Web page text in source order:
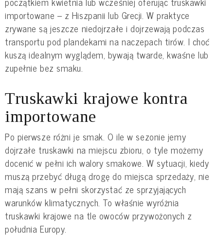
importowane – z Hiszpanii lub Grecji. W praktyce
zrywane są jeszcze niedojrzałe i dojrzewają podczas
transportu pod plandekami na naczepach tirów. I choć
kuszą idealnym wyglądem, bywają twarde, kwaśne lub
zupełnie bez smaku.
Truskawki krajowe kontra
importowane
Po pierwsze różni je smak. O ile w sezonie jemy
dojrzałe truskawki na miejscu zbioru, o tyle możemy
docenić w pełni ich walory smakowe. W sytuacji, kiedy
muszą przebyć długą drogę do miejsca sprzedaży, nie
mają szans w pełni skorzystać ze sprzyjających
warunków klimatycznych. To właśnie wyróżnia
truskawki krajowe na tle owoców przywożonych z
południa Europy.